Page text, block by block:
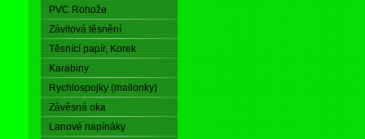
PVC Rohože
Závitová těsnění
Těsnící papír, Korek
Karabiny
Rychlospojky (mailonky)
Závěsná oka
Lanové napínáky